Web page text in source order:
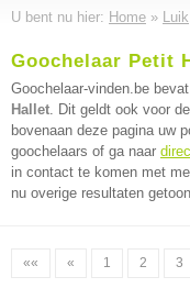
U bent nu hier: Home » Luik
Goochelaar Petit
Goochelaar-vinden.be
Hallet. Dit geldt ook voor
bovenaan deze pagina uw
goochelaars of ga naar
in contact te komen met
nu overige resultaten
«« « 1 2 3